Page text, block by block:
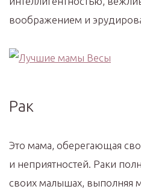
воображением и
Рак
Это мама, оберегающая
и неприятностей. Раки
своих малышах, выполняя